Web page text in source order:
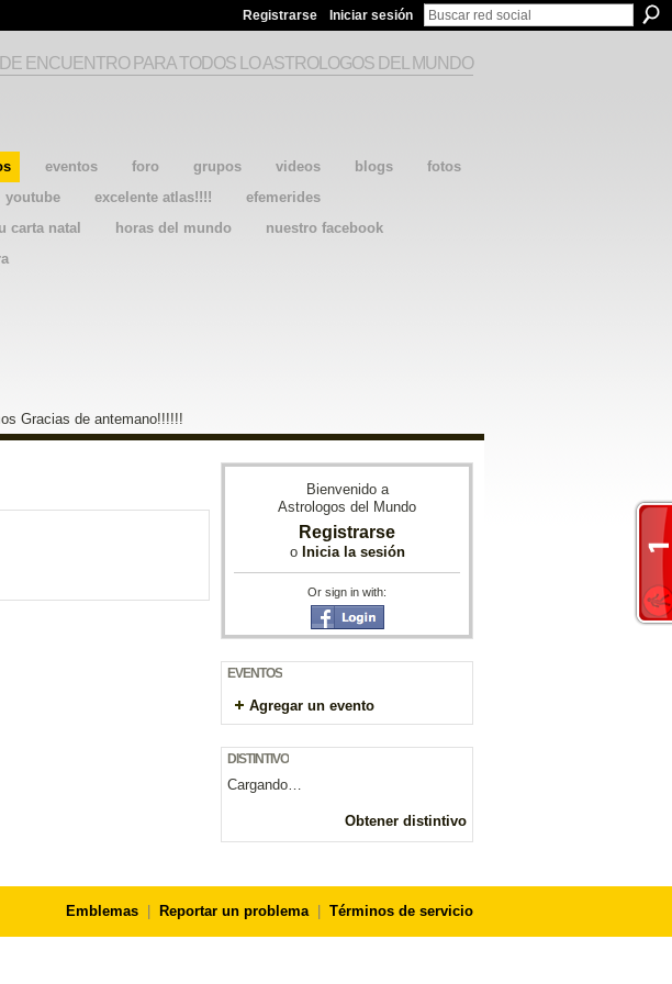
Registrarse Iniciar sesión
eventos foro grupos videos blogs
fotos
youtube excelente atlas!!!!
efemerides
carta natal horas del mundo
nuestro facebook
ENCUENTRO PARA TODOS LO ASTROLOGOS DEL MUNDO
Gracias de antemano!!!!!!
Bienvenido a
Astrologos del Mundo
Registrarse
o Inicia la sesión
Or sign in with:
EVENTOS
Agregar un evento
DISTINTIVO
Cargando…
Obtener distintivo
Emblemas Reportar un problema| Términos de servicio